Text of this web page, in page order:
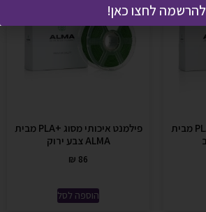
פילמנט איכותי מסוג +PLA מבית
פילמנט איכותי מסוג +PLA מבית
ALMA צבע ירוק
₪ 86
הוספה לסל
להרשמה לחצו כאן!